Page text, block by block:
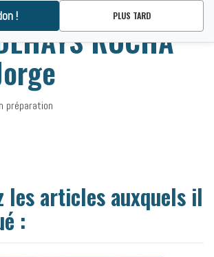
Jorge
ROCHA
préparation
les articles auxquels il
:
! PLUS TARD